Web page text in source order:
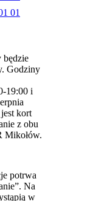
będzie
Godziny
19:00 i
kort
z obu
Mikołów.
potrwa
Na
w